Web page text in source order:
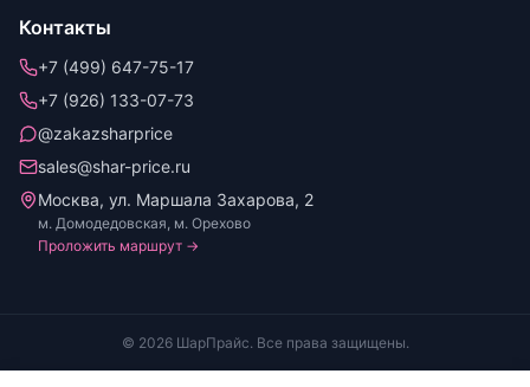
Контакты
+7 (499) 647-75-17
+7 (926) 133-07-73
@zakazsharprice
sales@shar-price.ru
Москва, ул. Маршала Захарова, 2
м. Домодедовская, м. Орехово
Проложить маршрут →
© 2026 ШарПрайс. Все права защищены.